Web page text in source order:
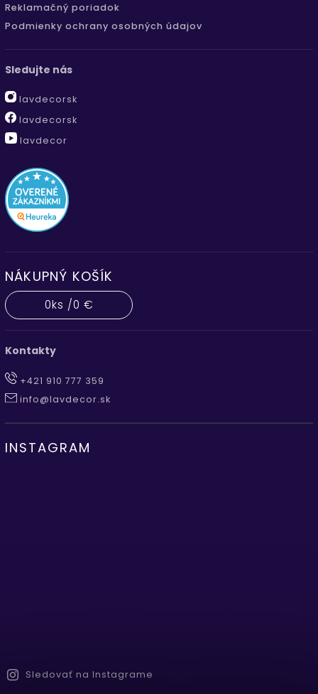
Reklamačný poriadok
Podmienky ochrany osobných údajov
Sledujte nás
lavdecorsk
lavdecorsk
lavdecor
NÁKUPNÝ KOŠÍK
0ks /0 €
Kontakty
+421 910 777 359
info@lavdecor.sk
INSTAGRAM
Sledovať na Instagrame